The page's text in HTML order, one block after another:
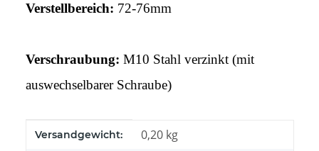
Verstellbereich: 72-76mm
Verschraubung: M10 Stahl verzinkt (mit
auswechselbarer Schraube)
Produkteigenschaft
Wert
Versandgewicht: 0,20 kg